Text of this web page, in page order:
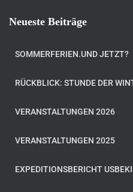
Neueste Beiträge
SOMMERFERIEN.UND JETZT?
RÜCKBLICK: STUNDE DER
VERANSTALTUNGEN 2026
VERANSTALTUNGEN 2025
EXPEDITIONSBERICHT